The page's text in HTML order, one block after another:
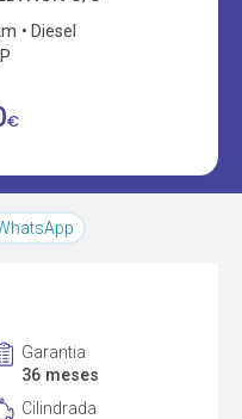
Diesel
€
Garantia
36 meses
Cilindrada